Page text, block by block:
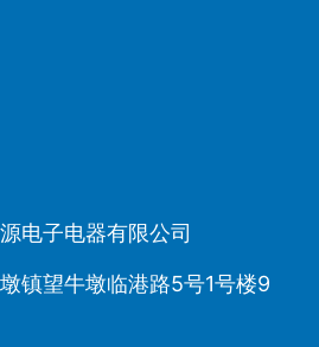
电子电器有限公司
镇望牛墩临港路5号1号楼9